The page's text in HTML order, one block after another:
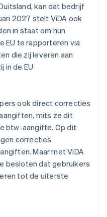
kan dat bedrijf
2027 stelt ViDA ook
in staat om hun
EU te rapporteren via
die zij leveren aan
in de EU
ook direct correcties
mits ze dit
btw-aangifte. Op dit
correcties
Maar met ViDA
besloten dat gebruikers
tot de uiterste